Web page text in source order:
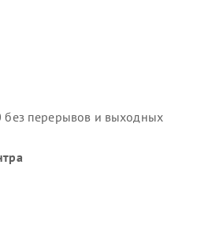
перерывов и выходных